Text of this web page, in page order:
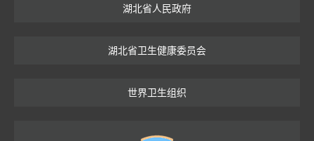
湖北省人民政府
湖北省卫生健康委员会
世界卫生组织